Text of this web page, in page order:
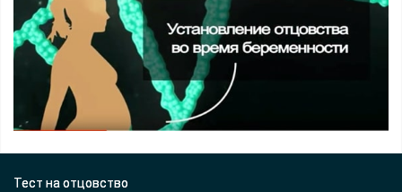
Тест на отцовство